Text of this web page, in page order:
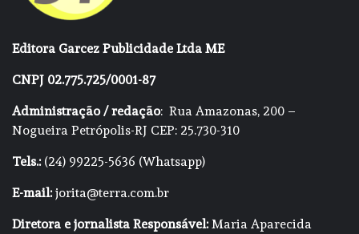
Editora Garcez Publicidade Ltda ME
CNPJ 02.775.725/0001-87
Administração / redação: Rua Amazonas, 200 –
Nogueira Petrópolis-RJ CEP: 25.730-310
Tels.:(24) 99225-5636 (Whatsapp)
E-mail:jorita@terra.com.br
Diretora e jornalista Responsável:Maria Aparecida